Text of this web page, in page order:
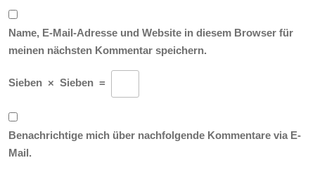
Name, E-Mail-Adresse und Website in diesem Browser für
meinen nächsten Kommentar speichern.
Sieben × Sieben =
Benachrichtige mich über nachfolgende Kommentare via E-
Mail.